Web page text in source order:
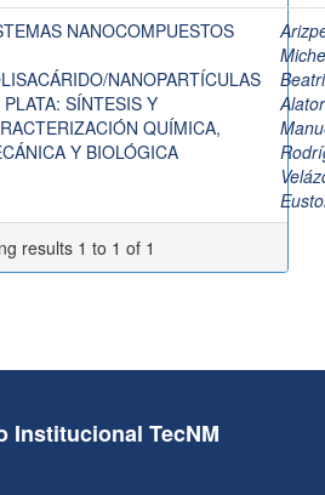
NANOCOMPUESTOS
NANOPARTÍCULAS
PLATA: SÍNTESIS Y
QUÍMICA,
Y BIOLÓGICA
results 1 to 1 of 1
Institucional TecNM